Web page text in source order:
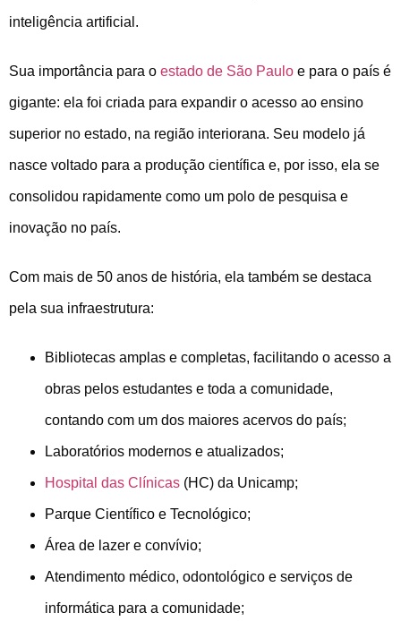
inteligência artificial.
Sua importância para o estado de São Paulo e para o país é
gigante: ela foi criada para expandir o acesso ao ensino
superior no estado, na região interiorana. Seu modelo já
nasce voltado para a produção científica e, por isso, ela se
consolidou rapidamente como um polo de pesquisa e
inovação no país.
Com mais de 50 anos de história, ela também se destaca
pela sua infraestrutura:
Bibliotecas amplas e completas, facilitando o acesso a
obras pelos estudantes e toda a comunidade,
contando com um dos maiores acervos do país;
Laboratórios modernos e atualizados;
Hospital das Clínicas (HC) da Unicamp;
Parque Científico e Tecnológico;
Área de lazer e convívio;
Atendimento médico, odontológico e serviços de
informática para a comunidade;